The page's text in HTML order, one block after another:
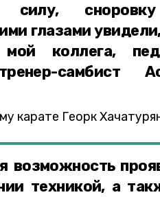
силу,
глазами
коллега,
самбист
карате Георк
возможность
техникой, а